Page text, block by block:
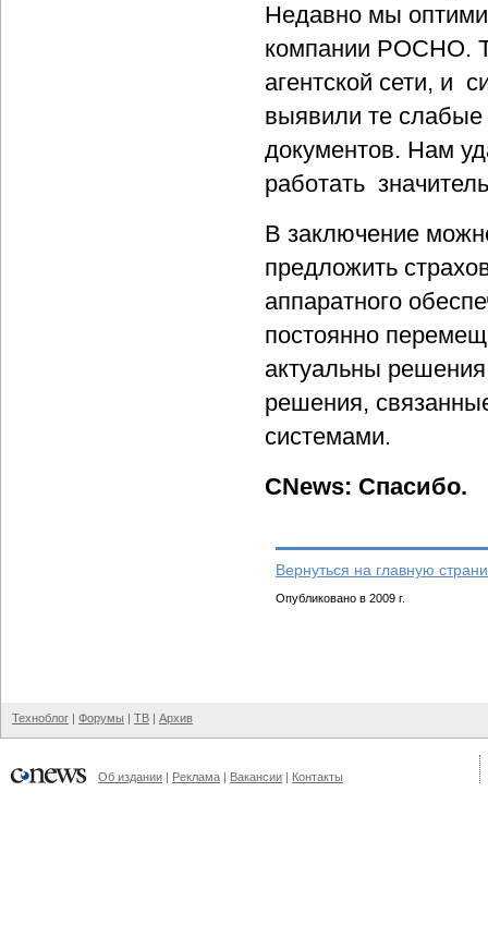
Недавно мы
компании РОСНО.
агентской сети, и
выявили те слабые
документов. Нам
работать
В заключение
предложить
аппаратного
постоянно
актуальны
решения,
системами.
CNews: Спасибо.
Вернуться на главную
Опубликовано в 2009 г.
Техноблог | Форумы | ТВ | Архив
Об издании | Реклама | Вакансии | Контакты